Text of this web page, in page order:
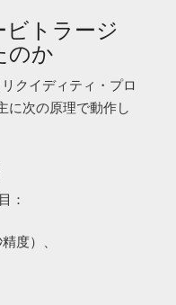
トラージ
のか
クイディティ・プロ
に次の原理で動作し
：
度）、